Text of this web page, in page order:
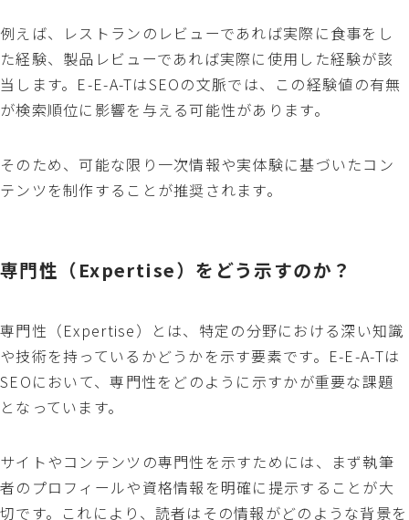
例えば、レストランのレビューであれば実際に食事をし
た経験、製品レビューであれば実際に使用した経験が該
当します。E-E-A-TはSEOの文脈では、この経験値の有無
が検索順位に影響を与える可能性があります。
そのため、可能な限り一次情報や実体験に基づいたコン
テンツを制作することが推奨されます。
専門性（Expertise）をどう示すのか？
専門性（Expertise）とは、特定の分野における深い知識
や技術を持っているかどうかを示す要素です。E-E-A-Tは
SEOにおいて、専門性をどのように示すかが重要な課題
となっています。
サイトやコンテンツの専門性を示すためには、まず執筆
者のプロフィールや資格情報を明確に提示することが大
切です。これにより、読者はその情報がどのような背景を